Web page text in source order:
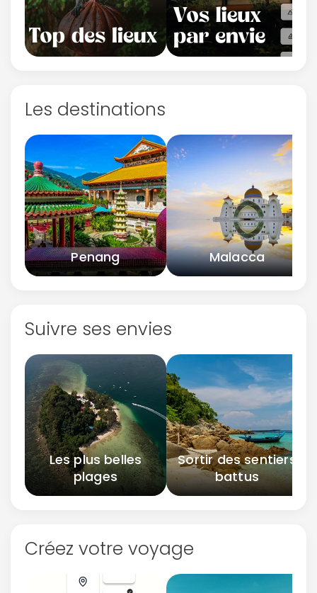
Les destinations
Penang Malacca
Suivre ses envies
Les plus belles
plages
Sortir des sentiers
battus
Créez votre voyage